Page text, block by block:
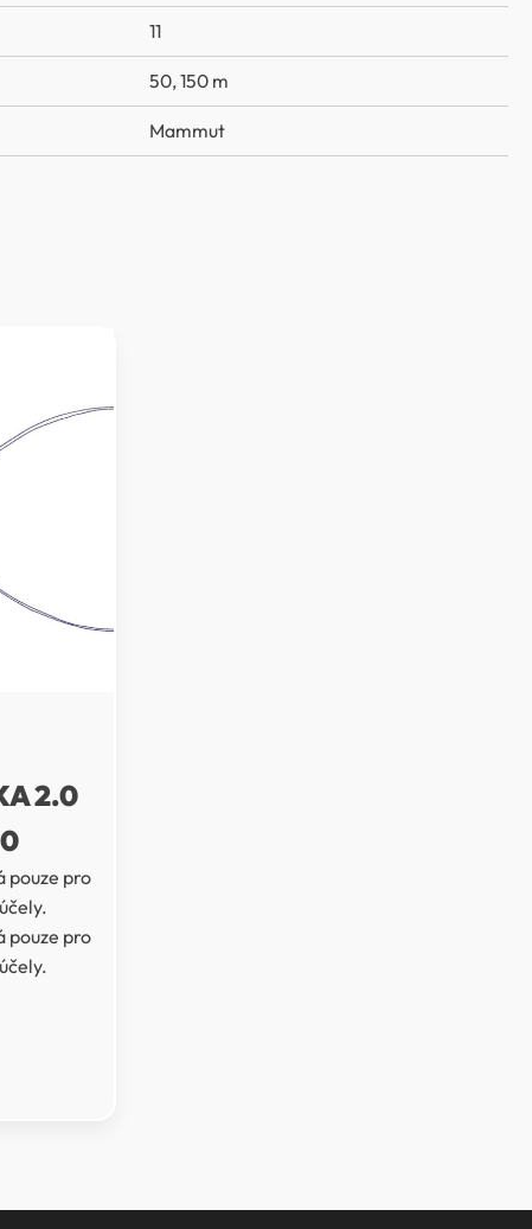
11
50, 150 m
Mammut
2.0
pouze pro
pouze pro